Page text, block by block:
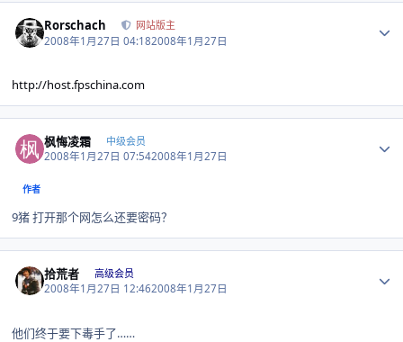
Rorschach 网站版主
2008年1月27日 04:182008年1月27日
http://host.fpschina.com
枫悔凌霜 中级会员
2008年1月27日 07:542008年1月27日
作者
9猪 打开那个网怎么还要密码？
拾荒者 高级会员
2008年1月27日 12:462008年1月27日
他们终于要下毒手了……